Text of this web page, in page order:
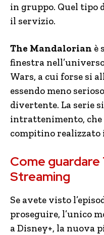
in gruppo. Quel tipo
il servizio.
The Mandalorian è
finestra
Wars, a cui forse si
essendo meno
divertente. La serie
intrattenimento, che
compitino realizzato
Come guardare
Streaming
Se avete visto
proseguire, l’unico
a Disney+, la nuova